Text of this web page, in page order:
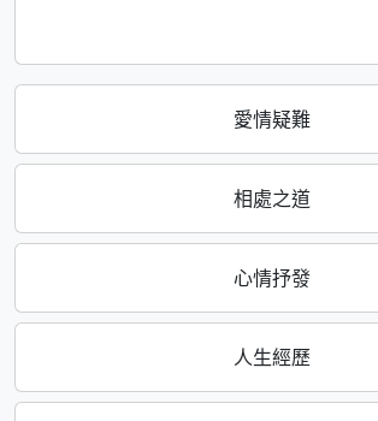
愛情疑難
相處之道
心情抒發
人生經歷